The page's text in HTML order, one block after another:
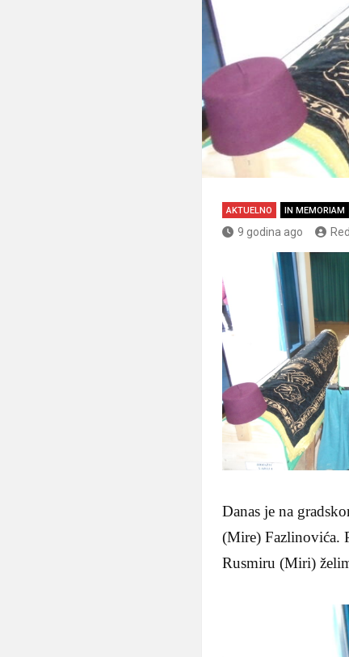
AKTUELNO IN MEMORIAM
9 godina ago
Danas je na
(Mire) Fazlinovića.
Rusmiru (Miri)